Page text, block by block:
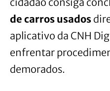
de carros usados
aplicativo da CNH
enfrentar
demorados.